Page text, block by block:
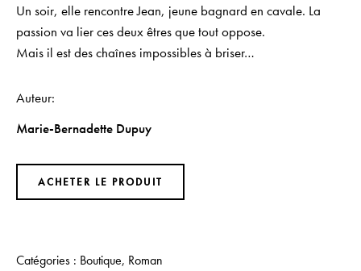
Un soir, elle rencontre Jean, jeune bagnard en cavale. La
passion va lier ces deux êtres que tout oppose.
Mais il est des chaînes impossibles à briser…
Auteur
Marie-Bernadette Dupuy
ACHETER LE PRODUIT
Catégories : Boutique, Roman